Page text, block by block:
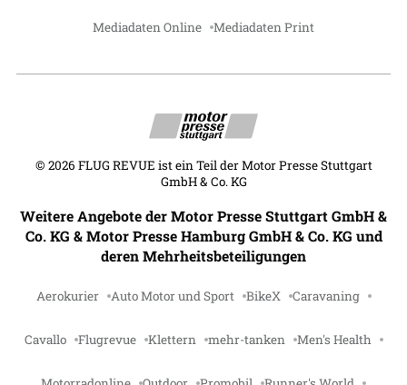
Mediadaten Online Mediadaten Print
© 2026 FLUG REVUE ist ein Teil der Motor Presse Stuttgart
GmbH & Co. KG
Weitere Angebote der Motor Presse Stuttgart GmbH &
Co. KG & Motor Presse Hamburg GmbH & Co. KG und
deren Mehrheitsbeteiligungen
Aerokurier Auto Motor und Sport BikeX Caravaning
Cavallo Flugrevue Klettern mehr-tanken Men's Health